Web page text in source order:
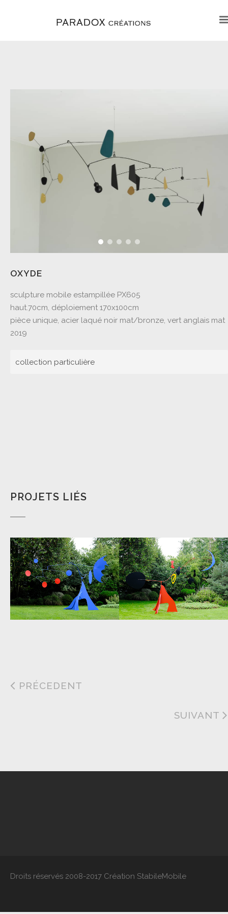
OXYDE
sculpture mobile estampillée PX605
haut.70cm, déploiement 170x100cm
pièce unique, acier laqué noir mat/bronze, vert anglais mat
2019
collection particulière
PROJETS LIÉS
PRÉCEDENT
SUIVANT
Droits réservés 2008-2017 Création StabileMobile